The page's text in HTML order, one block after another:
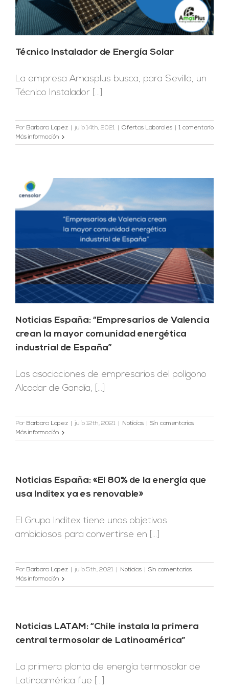
Técnico Instalador de Energía Solar
La empresa Amasplus busca, para Sevilla, un
Técnico Instalador [...]
Por Barbara Lopez julio 14th, 2021 Ofertas Laborales
1 comentario
Más información
Noticias España: “Empresarios de Valencia
crean la mayor comunidad energética
industrial de España”
Las asociaciones de empresarios del polígono
Alcodar de Gandía, [...]
Por Barbara Lopez julio 12th, 2021 Noticias
Sin comentarios
Más información
Noticias España: «El 80% de la energía que
usa Inditex ya es renovable»
El Grupo Inditex tiene unos objetivos
ambiciosos para convertirse en [...]
Por Barbara Lopez julio 5th, 2021 Noticias
Sin comentarios
Más información
Noticias LATAM: “Chile instala la primera
central termosolar de Latinoamérica”
La primera planta de energía termosolar de
Latinoamérica fue [...]